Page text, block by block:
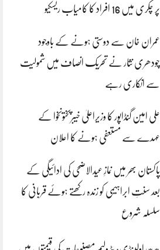
پر چکری میں 16 افراد کا کامیاب ریسکیو
عمران خان سے دوستی ہونے کے باوجود
چودھری نثار نے تحریک انصاف میں شمولیت
سے انکاری رہے
علی امین گنڈاپور کا وزیراعلیٰ خیبرپختونخوا کے
عہدے سے مستعفی ہونے کا اعلان
پاکستان بھر میں نمازِ عیدالاضحی کی ادائیگی کے
بعد سنتِ ابراہیمی کو زندہ رکھتے ہوئے قربانی کا
سلسلہ شروع